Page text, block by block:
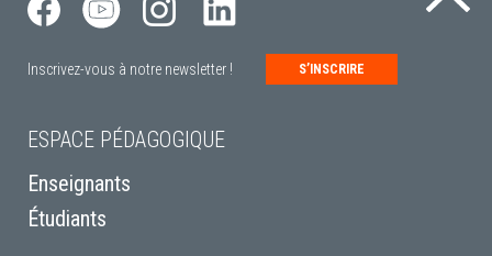
Inscrivez-vous à notre newsletter ! S’INSCRIRE
ESPACE PÉDAGOGIQUE
Enseignants
Étudiants